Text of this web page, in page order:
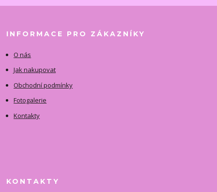
INFORMACE PRO ZÁKAZNÍKY
O nás
Jak nakupovat
Obchodní podmínky
Fotogalerie
Kontakty
KONTAKTY